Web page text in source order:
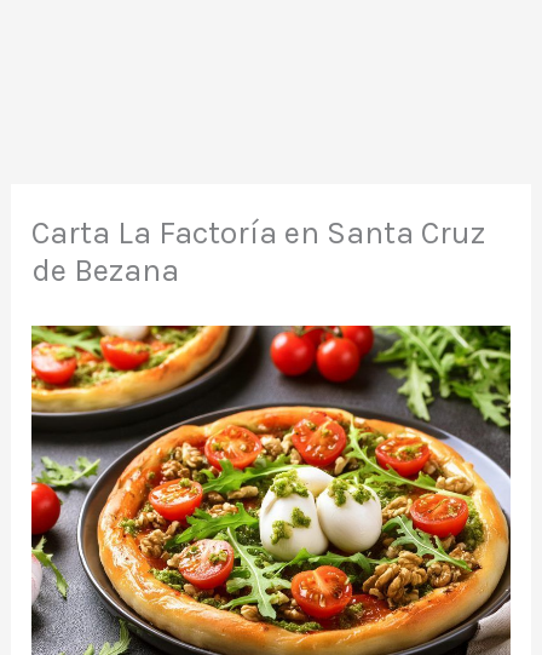
Carta La Factoría en Santa Cruz
de Bezana